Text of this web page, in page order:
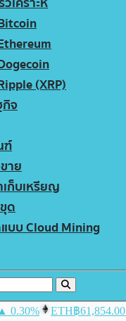
(XRP)
จ
ฑ์
าย
เก็บเหรียญ
ด
บบ Cloud Mining
▲ 0.30% ETH฿61,854.00